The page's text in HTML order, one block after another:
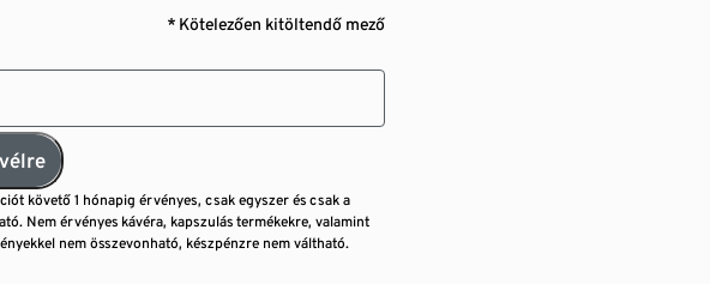
* Kötelezően kitöltendő mező
követő 1 hónapig érvényes, csak egyszer és csak a
Nem érvényes kávéra, kapszulás termékekre, valamint
nem összevonható, készpénzre nem váltható.